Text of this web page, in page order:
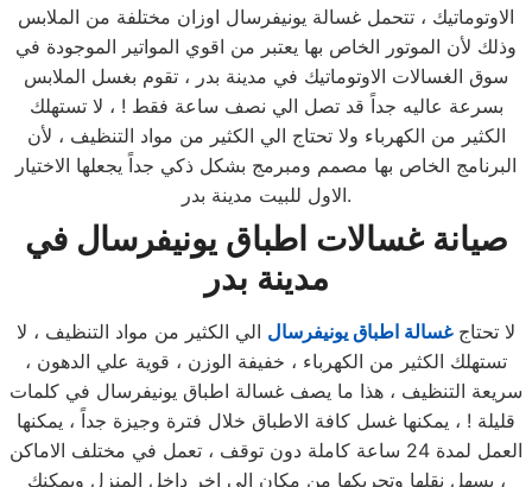
الاوتوماتيك ، تتحمل غسالة يونيفرسال اوزان مختلفة من الملابس
وذلك لأن الموتور الخاص بها يعتبر من اقوي المواتير الموجودة في
سوق الغسالات الاوتوماتيك في مدينة بدر ، تقوم بغسل الملابس
بسرعة عاليه جداً قد تصل الي نصف ساعة فقط ! ، لا تستهلك
الكثير من الكهرباء ولا تحتاج الي الكثير من مواد التنظيف ، لأن
البرنامج الخاص بها مصمم ومبرمج بشكل ذكي جداً يجعلها الاختيار
الاول للبيت مدينة بدر.
صيانة غسالات اطباق يونيفرسال في
مدينة بدر
لا تحتاجغسالة اطباق يونيفرسال الي الكثير من مواد التنظيف ، لا
تستهلك الكثير من الكهرباء ، خفيفة الوزن ، قوية علي الدهون ،
سريعة التنظيف ، هذا ما يصف غسالة اطباق يونيفرسال في كلمات
قليلة ! ، يمكنها غسل كافة الاطباق خلال فترة وجيزة جداً ، يمكنها
العمل لمدة 24 ساعة كاملة دون توقف ، تعمل في مختلف الاماكن
، يسهل نقلها وتحريكها من مكان الي اخر داخل المنزل ويمكنك